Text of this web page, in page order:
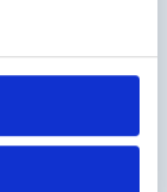
met ons op
de webshop.